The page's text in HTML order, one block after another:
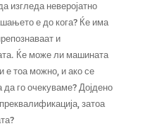
изгледа неверојатно
е до кога? Ќе има
и
Ќе може ли машината
е тоа можно, и ако се
го очекуваме? Дојдено
затоа